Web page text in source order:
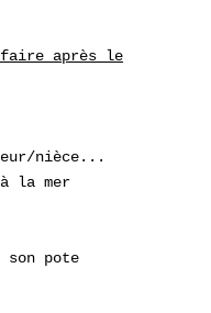
faire après le
nièce...
la mer
son pote